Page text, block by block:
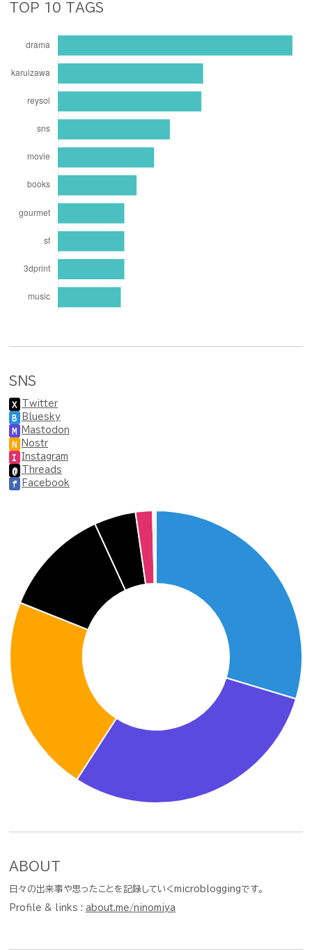
TOP 10 TAGS
SNS
X Twitter
B Bluesky
M Mastodon
N Nostr
I Instagram
@ Threads
f Facebook
ABOUT
日々の出来事や思ったことを記録していくmicrobloggingです。
Profile & links : about.me/ninomiya